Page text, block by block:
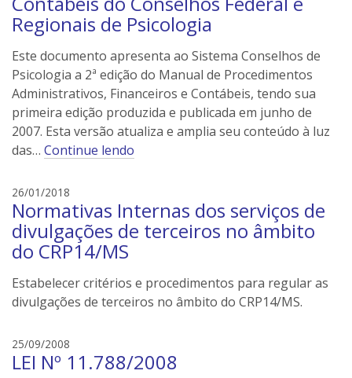
n
e
l
e
r
s
Regionais de Psicologia
Este documento apresenta ao Sistema Conselhos de
Psicologia a 2ª edição do Manual de Procedimentos
Administrativos, Financeiros e Contábeis, tendo sua
primeira edição produzida e publicada em junho de
2007. Esta versão atualiza e amplia seu conteúdo à luz
das… Continue lendo
26/01/2018
d
s
o
e
l
s
Normativas Internas dos serviços de
divulgações de terceiros no âmbito
do CRP14/MS
Estabelecer critérios e procedimentos para regular as
divulgações de terceiros no âmbito do CRP14/MS.
25/09/2008
d
LEI Nº 11.788/2008